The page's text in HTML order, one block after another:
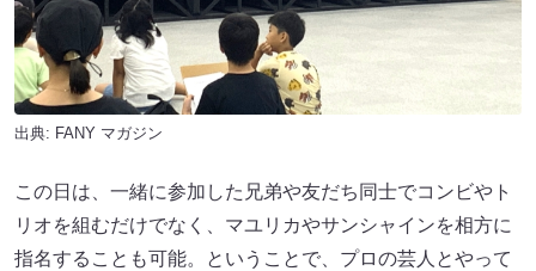
出典: FANY マガジン
この日は、一緒に参加した兄弟や友だち同士でコンビやト
リオを組むだけでなく、マユリカやサンシャインを相方に
指名することも可能。ということで、プロの芸人とやって